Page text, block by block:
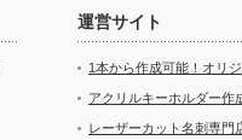
運営サイト
1本から作成可能！オリ
アクリルキーホルダー作
レーザーカット名刺専門